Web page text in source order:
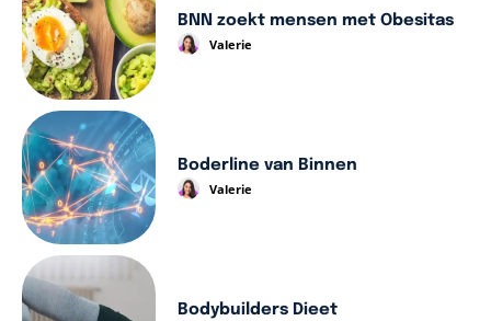
BNN zoekt mensen met Obesitas
Valerie
Boderline van Binnen
Valerie
Bodybuilders Dieet